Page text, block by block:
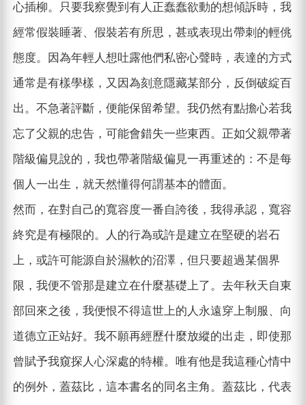
心插柳。只要我察覺到有人正蠢蠢欲動的想傾訴時，我
經常假裝睡著、假裝若有所思，甚或表現出帶刺的輕佻
態度。因為年輕人想吐露他們私密心聲時，表達的方式
通常是有樣學樣，又因為刻意隱藏某部分，反倒破綻百
出。不急著評斷，便能保留希望。我仍然有點擔心若我
忘了父親的忠告，可能會錯失一些東西。正如父親帶著
階級偏見說的，我也帶著階級偏見一再重述的：不是每
個人一出生，就天然懂得何謂基本的體面。
然而，在對自己的寬容度一番自誇後，我得承認，寬容
終究是有極限的。人的行為或許是建立在堅硬的岩石
上，或許可能源自於濕軟的沼澤，但只要超過某個界
限，我便不管那是建立在什麼基礎上了。去年秋天自東
部回來之後，我便恨不得這世上的人永遠穿上制服、向
道德立正站好。我不願再經歷什麼放縱的出走，即使那
曾賦予我窺探人心深處的特權。唯有他是我這種心情中
的例外，蓋茲比，這本書名的同名主角。蓋茲比，代表